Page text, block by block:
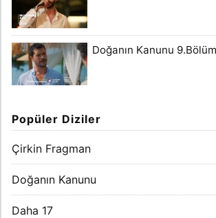
Doğanın Kanunu
Popüler Diziler
Çirkin Fragman
Doğanın Kanunu
Daha 17